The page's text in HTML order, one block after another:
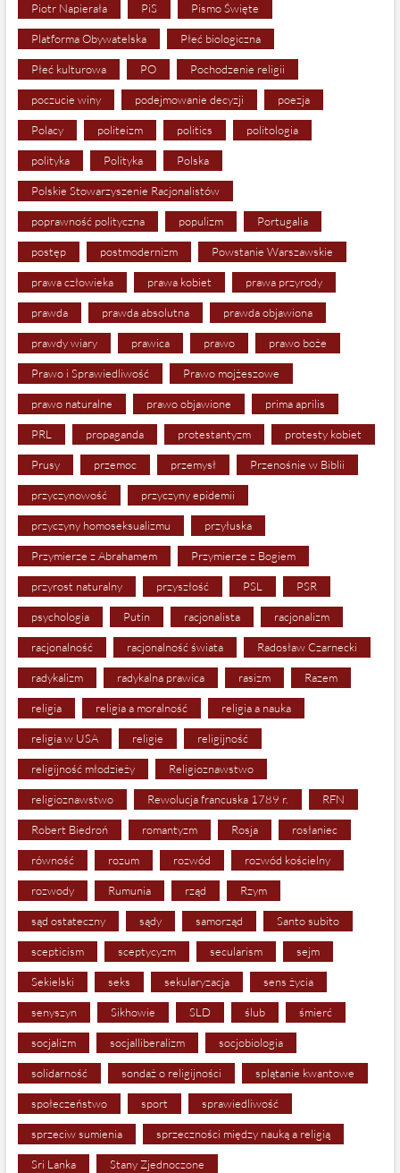
Piotr Napierała PiS Pismo Święte
Platforma Obywatelska Płeć biologiczna
Płeć kulturowa PO Pochodzenie religii
poczucie winy podejmowanie decyzji poezja
Polacy politeizm politics politologia
polityka Polityka Polska
Polskie Stowarzyszenie Racjonalistów
poprawność polityczna populizm Portugalia
postęp postmodernizm Powstanie Warszawskie
prawa człowieka prawa kobiet prawa przyrody
prawda prawda absolutna prawda objawiona
prawdy wiary prawica prawo prawo boże
Prawo i Sprawiedliwość Prawo mojżeszowe
prawo naturalne prawo objawione prima aprilis
PRL propaganda protestantyzm protesty kobiet
Prusy przemoc przemysł Przenośnie w Biblii
przyczynowość przyczyny epidemii
przyczyny homoseksualizmu przyłuska
Przymierze z Abrahamem Przymierze z Bogiem
przyrost naturalny przyszłość PSL PSR
psychologia Putin racjonalista racjonalizm
racjonalność racjonalność świata Radosław Czarnecki
radykalizm radykalna prawica rasizm Razem
religia religia a moralność religia a nauka
religia w USA religie religijność
religijność młodzieży Religioznawstwo
religioznawstwo Rewolucja francuska 1789 r. RFN
Robert Biedroń romantyzm Rosja rosłaniec
równość rozum rozwód rozwód kościelny
rozwody Rumunia rząd Rzym
sąd ostateczny sądy samorząd Santo subito
scepticism sceptycyzm secularism sejm
Sekielski seks sekularyzacja sens życia
senyszyn Sikhowie SLD ślub śmierć
socjalizm socjalliberalizm socjobiologia
solidarność sondaż o religijności splątanie kwantowe
społeczeństwo sport sprawiedliwość
sprzeciw sumienia sprzeczności między nauką a religią
Sri Lanka Stany Zjednoczone